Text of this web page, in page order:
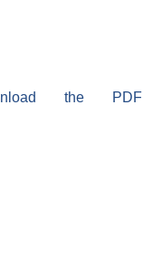
the PDF